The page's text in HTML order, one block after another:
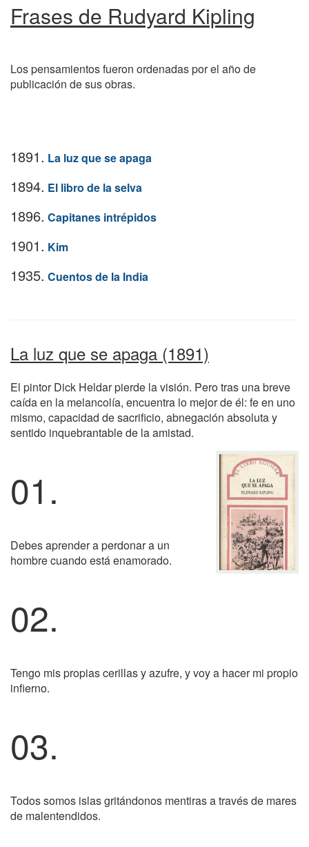
Frases de Rudyard Kipling
Los pensamientos fueron ordenadas por el año de
publicación de sus obras.
1891. La luz que se apaga
1894. El libro de la selva
1896. Capitanes intrépidos
1901. Kim
1935. Cuentos de la India
La luz que se apaga (1891)
El pintor Dick Heldar pierde la visión. Pero tras una breve
caída en la melancolía, encuentra lo mejor de él: fe en uno
mismo, capacidad de sacrificio, abnegación absoluta y
sentido inquebrantable de la amistad.
01.
Debes aprender a perdonar a un
hombre cuando está enamorado.
02.
Tengo mis propias cerillas y azufre, y voy a hacer mi propio
infierno.
03.
Todos somos islas gritándonos mentiras a través de mares
de malentendidos.